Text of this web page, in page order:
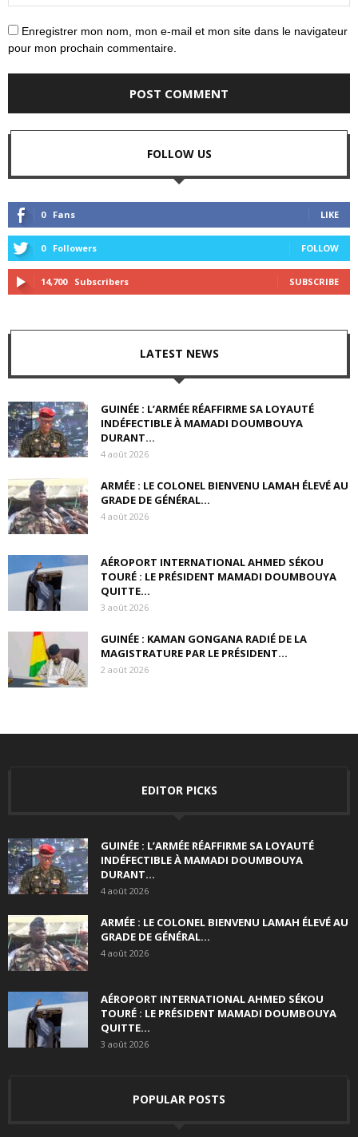
Enregistrer mon nom, mon e-mail et mon site dans le navigateur
pour mon prochain commentaire.
FOLLOW US
0 Fans LIKE
0 Followers FOLLOW
14,700 Subscribers SUBSCRIBE
LATEST NEWS
GUINÉE : L’ARMÉE RÉAFFIRME SA LOYAUTÉ
INDÉFECTIBLE À MAMADI DOUMBOUYA
DURANT...
4 août 2026
ARMÉE : LE COLONEL BIENVENU LAMAH ÉLEVÉ AU
GRADE DE GÉNÉRAL...
4 août 2026
AÉROPORT INTERNATIONAL AHMED SÉKOU
TOURÉ : LE PRÉSIDENT MAMADI DOUMBOUYA
QUITTE...
3 août 2026
GUINÉE : KAMAN GONGANA RADIÉ DE LA
MAGISTRATURE PAR LE PRÉSIDENT...
2 août 2026
EDITOR PICKS
GUINÉE : L’ARMÉE RÉAFFIRME SA LOYAUTÉ
INDÉFECTIBLE À MAMADI DOUMBOUYA
DURANT...
4 août 2026
ARMÉE : LE COLONEL BIENVENU LAMAH ÉLEVÉ AU
GRADE DE GÉNÉRAL...
4 août 2026
AÉROPORT INTERNATIONAL AHMED SÉKOU
TOURÉ : LE PRÉSIDENT MAMADI DOUMBOUYA
QUITTE...
3 août 2026
POPULAR POSTS